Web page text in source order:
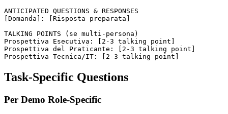
ANTICIPATED QUESTIONS & RESPONSES
[Domanda]: [Risposta preparata]
TALKING POINTS (se multi-persona)
Prospettiva Esecutiva: [2-3 talking point]
Prospettiva del Praticante: [2-3 talking point]
Task-Specific Questions
Per Demo Role-Specific